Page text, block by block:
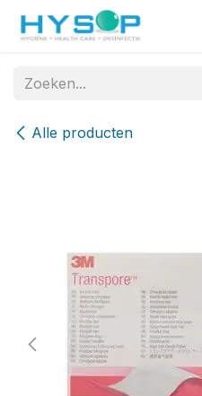
Overslaan naar inhoud
Alle producten